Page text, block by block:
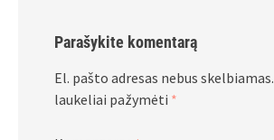
Parašykite komentarą
El. pašto adresas nebus skelbiamas.
laukeliai pažymėti *